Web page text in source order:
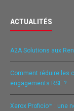
ACTUALITÉS
A2A Solutions aux
Comment réduire les
engagements RSE ?
Xerox Proficio™ : une